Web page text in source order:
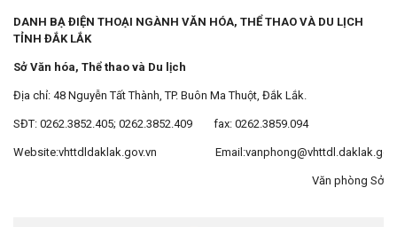
DANH BẠ ĐIỆN THOẠI NGÀNH VĂN HÓA, THỂ THAO VÀ DU LỊCH
TỈNH ĐẮK LẮK
Sở Văn hóa, Thể thao và Du lịch
Địa chỉ: 48 Nguyễn Tất Thành, TP. Buôn Ma Thuột, Đắk Lắk.
SĐT: 0262.3852.405; 0262.3852.409 fax: 0262.3859.094
Website:vhttdldaklak.gov.vn
Văn phòng Sở